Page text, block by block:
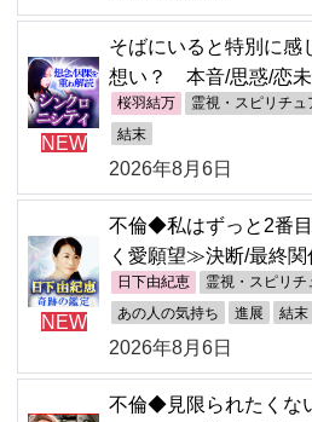
NEW
そばにいると特別に
想い？ 本音/思惑/恋
桜羽結万 霊視・スピリチュ
結末
2026年8月6日
NEW
不倫◆私はずっと2番
く愛願望≫決断/最終関
日下由紀恵 霊視・スピリチ
あの人の気持ち 進展 結末
2026年8月6日
不倫◆見限られたくな